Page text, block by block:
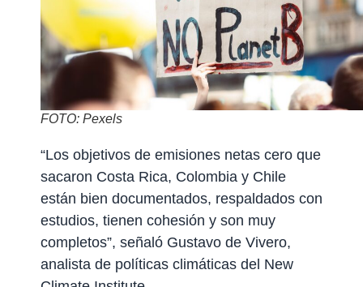
FOTO: Pexels
“Los objetivos de emisiones netas cero que
sacaron Costa Rica, Colombia y Chile
están bien documentados, respaldados con
estudios, tienen cohesión y son muy
completos”, señaló Gustavo de Vivero,
analista de políticas climáticas del New